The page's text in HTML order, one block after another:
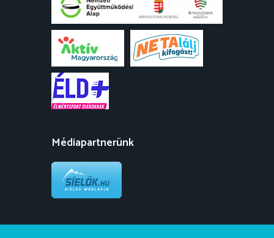
Médiapartnerünk